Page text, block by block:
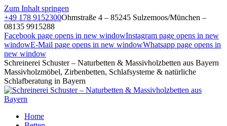
Zum Inhalt springen
+49 178 9152300Ohmstraße 4 – 85245 Sulzemoos/München –
08135 9915288
Facebook page opens in new windowInstagram page opens in new
windowE-Mail page opens in new windowWhatsapp page opens in
new window
Schreinerei Schuster – Naturbetten & Massivholzbetten aus Bayern
Massivholzmöbel, Zirbenbetten, Schlafsysteme & natürliche
Schlafberatung in Bayern
Home